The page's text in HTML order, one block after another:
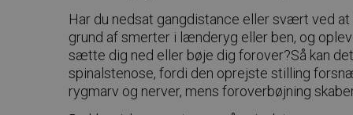
Har du nedsat gangdistance eller svært ved
grund af smerter i lænderyg eller ben, og
sætte dig ned eller bøje dig forover?Så kan
spinalstenose, fordi den oprejste stilling
rygmarv og nerver, mens foroverbøjning